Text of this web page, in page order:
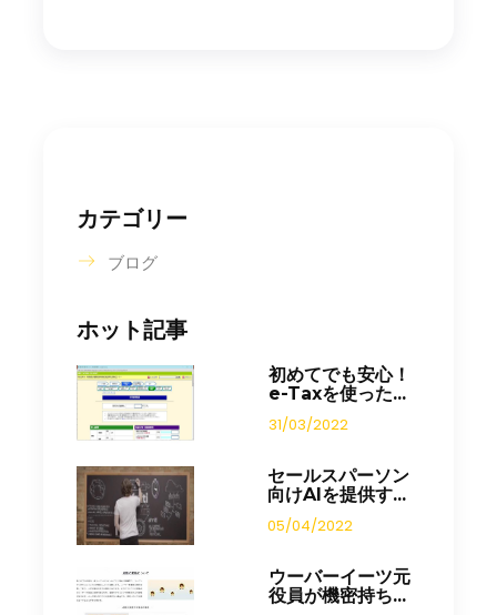
カテゴリー
ブログ
ホット記事
初めてでも安心！
e-Taxを使った...
31/03/2022
セールスパーソン
向けAIを提供す...
05/04/2022
ウーバーイーツ元
役員が機密持ち...